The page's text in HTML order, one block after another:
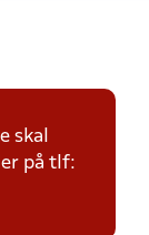
skal
på tlf: